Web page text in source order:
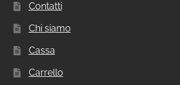
Contatti
Chi siamo
Cassa
Carrello